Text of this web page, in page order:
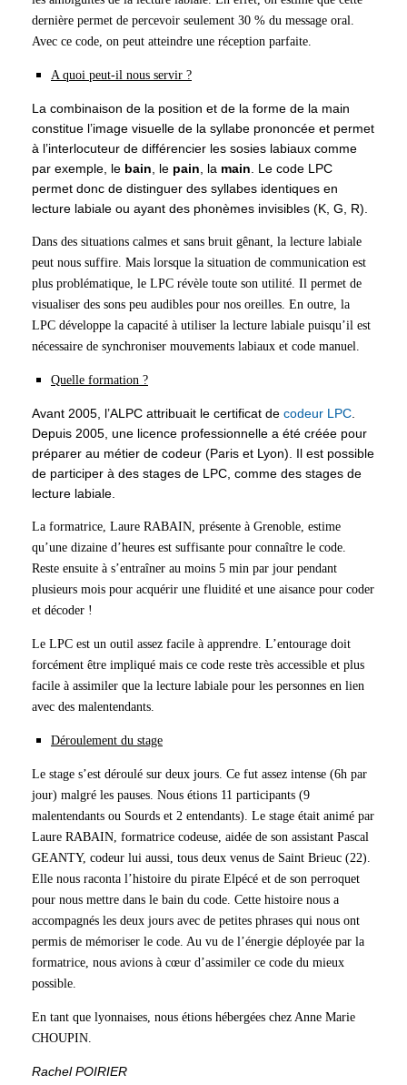
dernière permet de percevoir seulement 30 % du message oral.
Avec ce code, on peut atteindre une réception parfaite.
A quoi peut-il nous servir ?
La combinaison de la position et de la forme de la main
constitue l’image visuelle de la syllabe prononcée et permet
à l’interlocuteur de différencier les sosies labiaux comme
par exemple, le bain, le pain, la main. Le code LPC
permet donc de distinguer des syllabes identiques en
lecture labiale ou ayant des phonèmes invisibles (K, G, R).
Dans des situations calmes et sans bruit gênant, la lecture labiale
peut nous suffire. Mais lorsque la situation de communication est
plus problématique, le LPC révèle toute son utilité. Il permet de
visualiser des sons peu audibles pour nos oreilles. En outre, la
LPC développe la capacité à utiliser la lecture labiale puisqu’il est
nécessaire de synchroniser mouvements labiaux et code manuel.
Quelle formation ?
Avant 2005, l’ALPC attribuait le certificat de codeur LPC.
Depuis 2005, une licence professionnelle a été créée pour
préparer au métier de codeur (Paris et Lyon). Il est possible
de participer à des stages de LPC, comme des stages de
lecture labiale.
La formatrice, Laure RABAIN, présente à Grenoble, estime
qu’une dizaine d’heures est suffisante pour connaître le code.
Reste ensuite à s’entraîner au moins 5 min par jour pendant
plusieurs mois pour acquérir une fluidité et une aisance pour coder
et décoder !
Le LPC est un outil assez facile à apprendre. L’entourage doit
forcément être impliqué mais ce code reste très accessible et plus
facile à assimiler que la lecture labiale pour les personnes en lien
avec des malentendants.
Déroulement du stage
Le stage s’est déroulé sur deux jours. Ce fut assez intense (6h par
jour) malgré les pauses. Nous étions 11 participants (9
malentendants ou Sourds et 2 entendants). Le stage était animé par
Laure RABAIN, formatrice codeuse, aidée de son assistant Pascal
GEANTY, codeur lui aussi, tous deux venus de Saint Brieuc (22).
Elle nous raconta l’histoire du pirate Elpécé et de son perroquet
pour nous mettre dans le bain du code. Cette histoire nous a
accompagnés les deux jours avec de petites phrases qui nous ont
permis de mémoriser le code. Au vu de l’énergie déployée par la
formatrice, nous avions à cœur d’assimiler ce code du mieux
possible.
En tant que lyonnaises, nous étions hébergées chez Anne Marie
CHOUPIN.
Rachel POIRIER